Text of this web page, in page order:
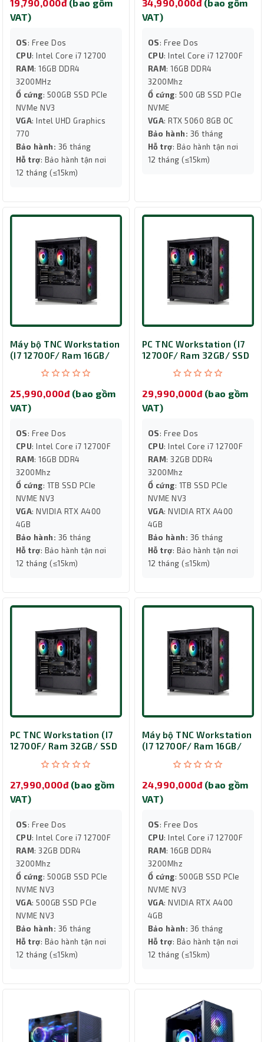
19,790,000đ (bao gồm
VAT)
OS: Free Dos
CPU: Intel Core i7 12700
RAM: 16GB DDR4
3200MHz
Ổ cứng: 500GB SSD PCIe
NVMe NV3
VGA: Intel UHD Graphics
770
Bảo hành: 36 tháng
Hỗ trợ: Bảo hành tận nơi
12 tháng (≤15km)
34,990,000đ (bao gồm
VAT)
OS: Free Dos
CPU: Intel Core i7 12700F
RAM: 16GB DDR4
3200Mhz
Ổ cứng: 500 GB SSD PCIe
NVME
VGA: RTX 5060 8GB OC
Bảo hành: 36 tháng
Hỗ trợ: Bảo hành tận nơi
12 tháng (≤15km)
Máy bộ TNC Workstation
(I7 12700F/ Ram 16GB/
25,990,000đ (bao gồm
VAT)
OS: Free Dos
CPU: Intel Core i7 12700F
RAM: 16GB DDR4
3200Mhz
Ổ cứng: 1TB SSD PCIe
NVME NV3
VGA: NVIDIA RTX A400
4GB
Bảo hành: 36 tháng
Hỗ trợ: Bảo hành tận nơi
12 tháng (≤15km)
PC TNC Workstation (I7
12700F/ Ram 32GB/ SSD
29,990,000đ (bao gồm
VAT)
OS: Free Dos
CPU: Intel Core i7 12700F
RAM: 32GB DDR4
3200Mhz
Ổ cứng: 1TB SSD PCIe
NVME NV3
VGA: NVIDIA RTX A400
4GB
Bảo hành: 36 tháng
Hỗ trợ: Bảo hành tận nơi
12 tháng (≤15km)
PC TNC Workstation (I7
12700F/ Ram 32GB/ SSD
27,990,000đ (bao gồm
VAT)
OS: Free Dos
CPU: Intel Core i7 12700F
RAM: 32GB DDR4
3200Mhz
Ổ cứng: 500GB SSD PCIe
NVME NV3
VGA: 500GB SSD PCIe
NVME NV3
Bảo hành: 36 tháng
Hỗ trợ: Bảo hành tận nơi
12 tháng (≤15km)
Máy bộ TNC Workstation
(I7 12700F/ Ram 16GB/
24,990,000đ (bao gồm
VAT)
OS: Free Dos
CPU: Intel Core i7 12700F
RAM: 16GB DDR4
3200Mhz
Ổ cứng: 500GB SSD PCIe
NVME NV3
VGA: NVIDIA RTX A400
4GB
Bảo hành: 36 tháng
Hỗ trợ: Bảo hành tận nơi
12 tháng (≤15km)